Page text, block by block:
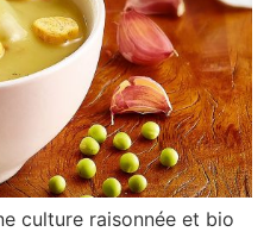
culture raisonnée et bio